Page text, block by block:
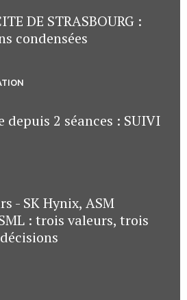
DE STRASBOURG :
condensées
depuis 2 séances : SUIVI
- SK Hynix, ASM
: trois valeurs, trois